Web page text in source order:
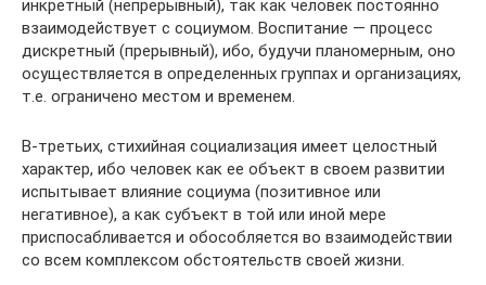
инкретный (непрерывный), так как человек постоянно
взаимодействует с социумом. Воспитание — процесс
дискретный (прерывный), ибо, будучи планомерным, оно
осуществляется в определенных группах и орга­низациях,
т.е. ограничено местом и временем.
В-третьих, стихийная социализация имеет целостный
харак­тер, ибо человек как ее объект в своем развитии
испытывает вли­яние социума (позитивное или
негативное), а как субъект в той или иной мере
приспосабливается и обособляется во взаимодей­ствии
со всем комплексом обстоятельств своей жизни.